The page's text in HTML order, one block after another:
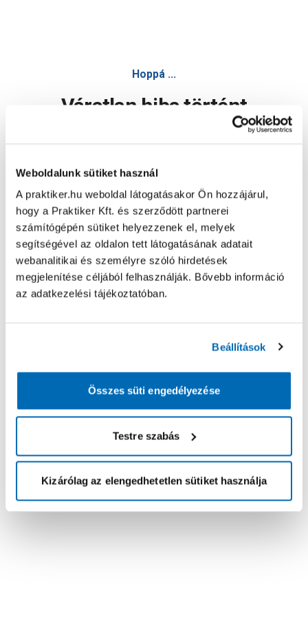
Weboldalunk sütiket használ
A praktiker.hu weboldal látogatásakor Ön hozzájárul,
hogy a Praktiker Kft. és szerződött partnerei
számítógépén sütiket helyezzenek el, melyek
segítségével az oldalon tett látogatásának adatait
webanalitikai és személyre szóló hirdetések
megjelenítése céljából felhasználják. Bővebb információ
az adatkezelési tájékoztatóban.
Beállítások
Összes süti engedélyezése
Testre szabás
Kizárólag az elengedhetetlen sütiket használja
Hoppá ...
Váratlan hiba történt
Oldal újratöltése